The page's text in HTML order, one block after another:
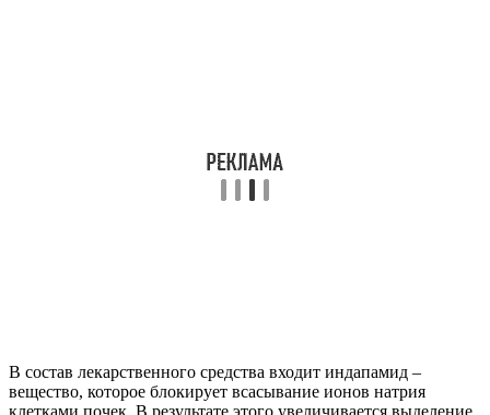
В состав лекарственного средства входит индапамид –
вещество, которое блокирует всасывание ионов натрия
клетками почек. В результате этого увеличивается выделение